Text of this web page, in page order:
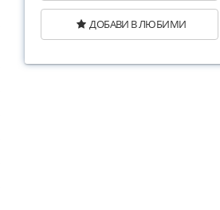
ДОБАВИ В ЛЮБИМИ